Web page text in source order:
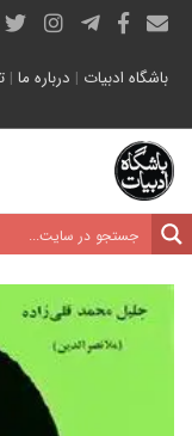
باشگاه ادبیات | درباره ما |